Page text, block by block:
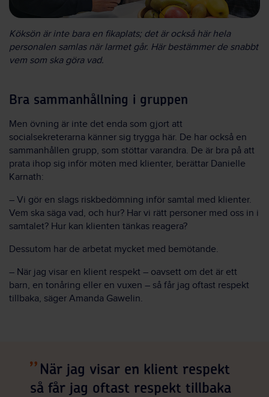
Köksön är inte bara en fikaplats; det är också här hela
personalen samlas när larmet går. Här bestämmer de snabbt
vem som ska göra vad.
Bra sammanhållning i gruppen
Men övning är inte det enda som gjort att
socialsekreterarna känner sig trygga här. De har också en
sammanhållen grupp, som stöttar varandra. De är bra på att
prata ihop sig inför möten med klienter, berättar Danielle
Karnath:
– Vi gör en slags riskbedömning inför samtal med klienter.
Vem ska säga vad, och hur? Har vi rätt personer med oss in i
samtalet? Hur kan klienten tänkas reagera?
Dessutom har de arbetat mycket med bemötande.
– När jag visar en klient respekt – oavsett om det är ett
barn, en tonåring eller en vuxen – så får jag oftast respekt
tillbaka, säger Amanda Gawelin.
När jag visar en klient respekt
så får jag oftast respekt tillbaka